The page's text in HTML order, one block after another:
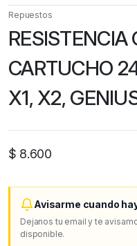
Repuestos
RESISTENCIA
CARTUCHO
X1, X2,
$ 8.600
Avisarme cuando
Dejanos tu email y te
disponible.